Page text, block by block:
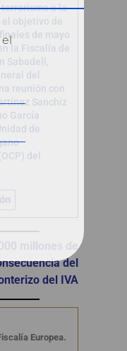
o la
el objetivo de
de mayo
la Fiscalía de
Sabadell,
del
reunión con
Sanchiz
García
de
del
millones de
del
del IVA
Europea.
el